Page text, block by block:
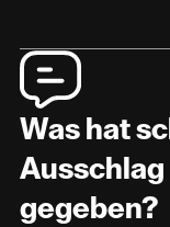
Was hat
gegeben?